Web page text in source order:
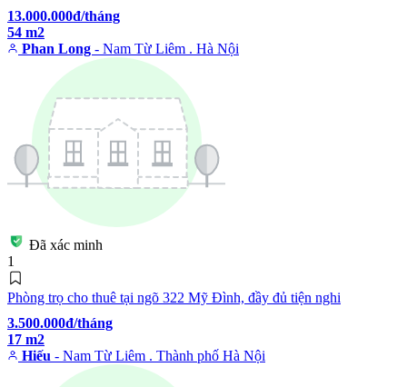
13.000.000đ/tháng
54 m2
Phan Long - Nam Từ Liêm . Hà Nội
Đã xác minh
1
Phòng trọ cho thuê tại ngõ 322 Mỹ Đình, đầy đủ tiện nghi
3.500.000đ/tháng
17 m2
Hiếu - Nam Từ Liêm . Thành phố Hà Nội